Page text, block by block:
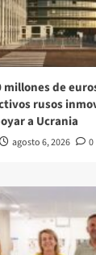
millones de
rusos
a Ucrania
agosto 6, 2026 0